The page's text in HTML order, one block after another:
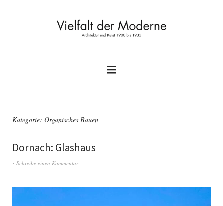
Kategorie: Organisches Bauen
Dornach: Glashaus
Schreibe einen Kommentar